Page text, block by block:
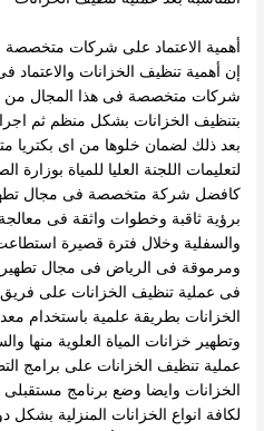
أهمية الاعتماد على شركات
إن أهمية تنظيف الخزانات
شركات متخصصة فى هذا المجال من
بتنظيف الخزانات بشكل منظم ثم
بعد ذلك لضمان خلوها من اى بكتريا
لتعليمات اللجنة العليا للمياة بوزارة
كافضل شركة متخصصة فى مجال
برؤية ثاقبة وخطوات واثقة فى معالجة
والسفلية وخلال فترة قصيرة
ومرموقة فى الرياض فى مجال
فى عملية تنظيف الخزانات على
الخزانات بطريقة علمية باستخدام
وتطهير خزانات المياة العلوية منها
عملية تنظيف الخزانات على برامج
الخزانات وايضا وضع برنامج مستقبلى
لكافة انواع الخزانات المنزلية